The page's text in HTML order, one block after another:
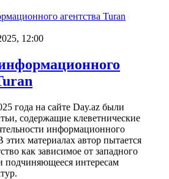
12:00
года на сайте Day.az были
содержащие клеветнические
информационного
этих материалах автор пытается
как зависимое от западного
подчиняющееся интересам